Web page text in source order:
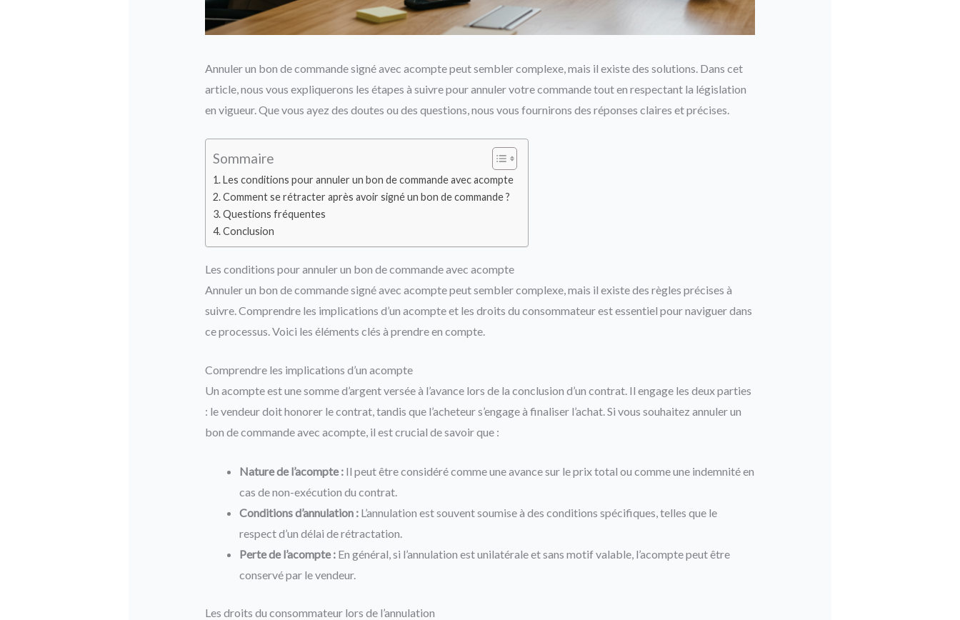
Annuler un bon de commande signé avec acompte peut sembler complexe, mais il existe des solutions. Dans cet
article, nous vous expliquerons les étapes à suivre pour annuler votre commande tout en respectant la législation
en vigueur. Que vous ayez des doutes ou des questions, nous vous fournirons des réponses claires et précises.
Sommaire
Les conditions pour annuler un bon de commande avec acompte
Comment se rétracter après avoir signé un bon de commande ?
Questions fréquentes
Conclusion
Les conditions pour annuler un bon de commande avec acompte
Annuler un bon de commande signé avec acompte peut sembler complexe, mais il existe des règles précises à
suivre. Comprendre les implications d’un acompte et les droits du consommateur est essentiel pour naviguer dans
ce processus. Voici les éléments clés à prendre en compte.
Comprendre les implications d’un acompte
Un acompte est une somme d’argent versée à l’avance lors de la conclusion d’un contrat. Il engage les deux parties
: le vendeur doit honorer le contrat, tandis que l’acheteur s’engage à finaliser l’achat. Si vous souhaitez annuler un
bon de commande avec acompte, il est crucial de savoir que :
Nature de l’acompte :Il peut être considéré comme une avance sur le prix total ou comme une indemnité en
cas de non-exécution du contrat.
Conditions d’annulation :L’annulation est souvent soumise à des conditions spécifiques, telles que le
respect d’un délai de rétractation.
Perte de l’acompte :En général, si l’annulation est unilatérale et sans motif valable, l’acompte peut être
conservé par le vendeur.
Les droits du consommateur lors de l’annulation